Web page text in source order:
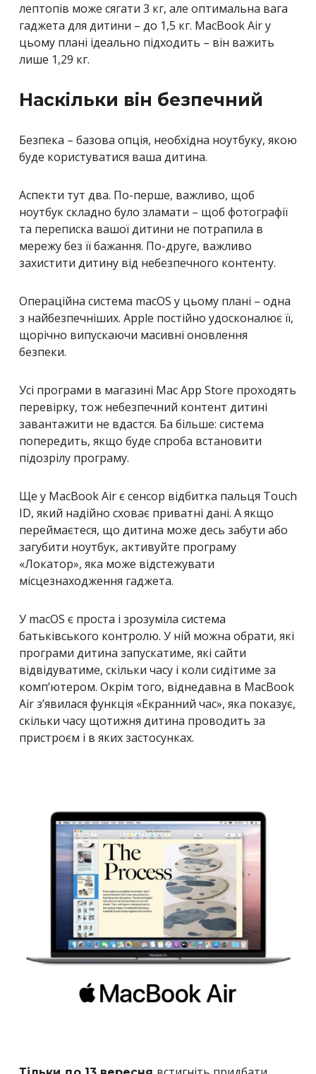
лептопів може сягати 3 кг, але оптимальна вага
гаджета для дитини – до 1,5 кг. MacBook Air у
цьому плані ідеально підходить – він важить
лише 1,29 кг.
Наскільки він безпечний
Безпека – базова опція, необхідна ноутбуку, якою
буде користуватися ваша дитина.
Аспекти тут два. По-перше, важливо, щоб
ноутбук складно було зламати – щоб фотографії
та переписка вашої дитини не потрапила в
мережу без її бажання. По-друге, важливо
захистити дитину від небезпечного контенту.
Операційна система macOS у цьому плані – одна
з найбезпечніших. Apple постійно удосконалює її,
щорічно випускаючи масивні оновлення
безпеки.
Усі програми в магазині Mac App Store проходять
перевірку, тож небезпечний контент дитині
завантажити не вдастся. Ба більше: система
попередить, якщо буде спроба встановити
підозрілу програму.
Ще у MacBook Air є сенсор відбитка пальця Touch
ID, який надійно сховає приватні дані. А якщо
переймаєтеся, що дитина може десь забути або
загубити ноутбук, активуйте програму
«Локатор», яка може відстежувати
місцезнаходження гаджета.
У macOS є проста і зрозуміла система
батьківського контролю. У ній можна обрати, які
програми дитина запускатиме, які сайти
відвідуватиме, скільки часу і коли сидітиме за
комп’ютером. Окрім того, віднедавна в MacBook
Air з’явилася функція «Екранний час», яка показує,
скільки часу щотижня дитина проводить за
пристроєм і в яких застосунках.